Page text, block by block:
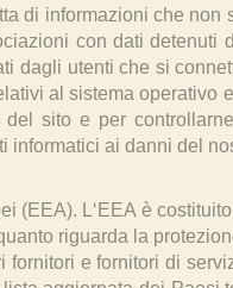
di informazioni che non
con dati detenuti
dagli utenti che si
al sistema operativo
sito e per
informatici ai danni del
(EEA). L‘EEA è
riguarda la
e fornitori di